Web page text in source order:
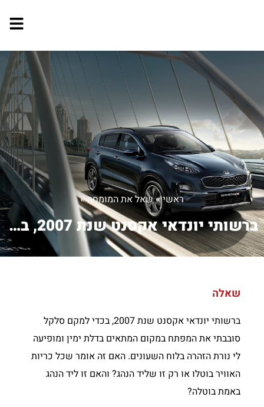
ראשי»שאל את המומחה»
ברשותי יונדאי אקסנט שנת 2007, בכדי למ...
שאלה
ברשותי יונדאי אקסנט שנת 2007, בכדי למקם סלקל
סובבתי את המפתח במקום המתאים בדלת ימין ומופיעה
לי נורת הזהרה בלוח השעונים. האם זה אומר שכל כריות
האוויר בוטלו או רק זו שליד הנהג? והאם זו ליד הנהג
באמת בוטלה?